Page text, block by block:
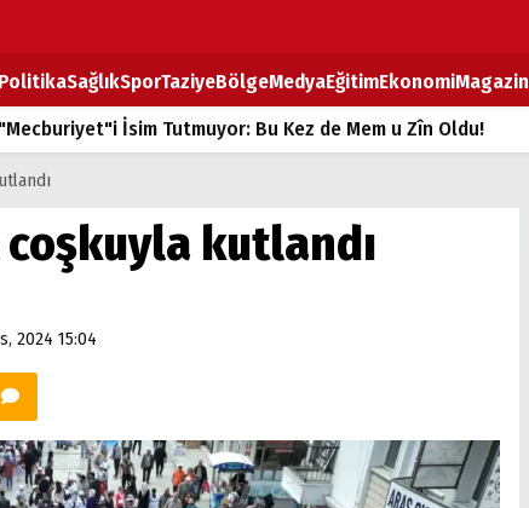
SağlıkSporTaziyeBölgeMedyaEğitimEkonomiMagazin
"Mecburiyet"i İsim Tutmuyor: Bu Kez de Mem u Zîn Oldu!
Fiyatlarına Zam
sırtındaki ağır yük
coşkuyla kutlandı
2024 15:04